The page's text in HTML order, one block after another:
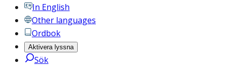
In English
Other languages
Ordbok
Aktivera lyssna
Sök